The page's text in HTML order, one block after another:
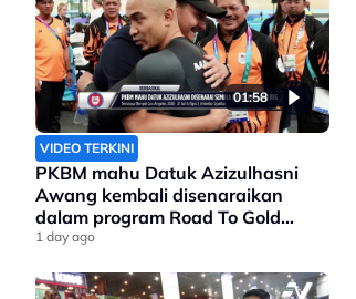
01:58
VIDEO TERKINI
PKBM mahu Datuk Azizulhasni
Awang kembali disenaraikan
dalam program Road To Gold
Olimpik 2028
1 day ago